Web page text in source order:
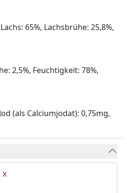
65%, Lachsbrühe: 25,8%,
2,5%, Feuchtigkeit: 78%,
(als Calciumjodat): 0,75mg,
x